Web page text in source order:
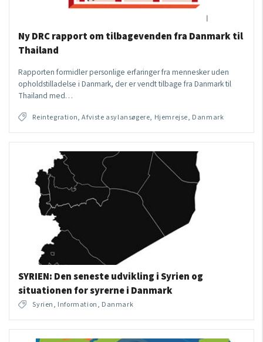
Ny DRC rapport om tilbagevenden fra Danmark til
Thailand
Rapporten formidler personlige erfaringer fra mennesker uden
opholdstilladelse i Danmark, der er vendt tilbage fra Danmark til
Thailand med…
Reintegration, Afviste asylansøgere, Hjemrejse, Danmark
SYRIEN: Den seneste udvikling i Syrien og
situationen for syrerne i Danmark
Syrien, Information, Danmark